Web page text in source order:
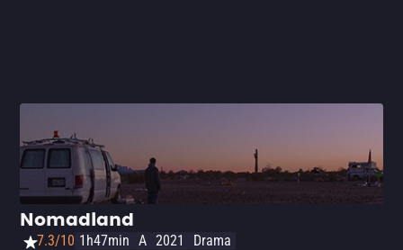
Nomadland
7.3/10 1h47min A 2021
Drama